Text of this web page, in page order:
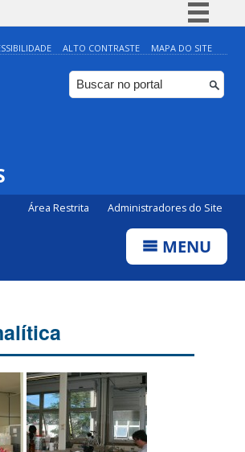
Simplifique!
Comunica BR
Participe
ALTO CONTRASTE MAPA DO SITE
Área Restrita Administradores do Site
MENU